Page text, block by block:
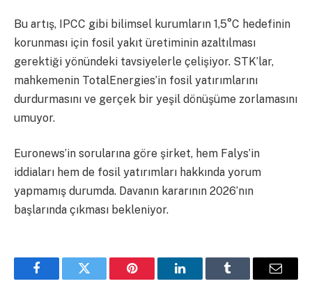
Bu artış, IPCC gibi bilimsel kurumların 1,5°C hedefinin
korunması için fosil yakıt üretiminin azaltılması
gerektiği yönündeki tavsiyelerle çelişiyor. STK’lar,
mahkemenin TotalEnergies’in fosil yatırımlarını
durdurmasını ve gerçek bir yeşil dönüşüme zorlamasını
umuyor.
Euronews’in sorularına göre şirket, hem Falys’in
iddiaları hem de fosil yatırımları hakkında yorum
yapmamış durumda. Davanın kararının 2026’nın
başlarında çıkması bekleniyor.
FacebookTwitter Pinterest LinkedInTumblr Email